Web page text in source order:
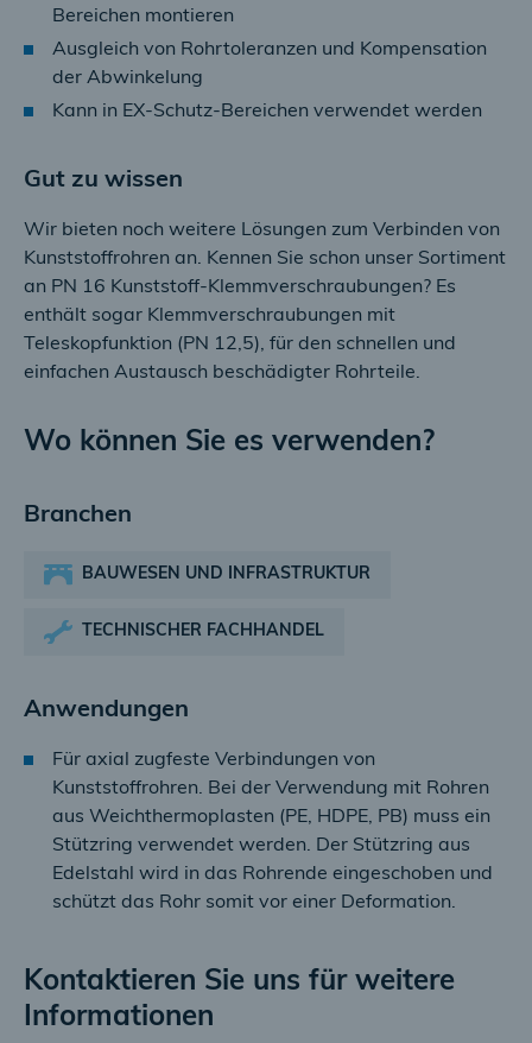
Bereichen montieren
Ausgleich von Rohrtoleranzen und Kompensation
der Abwinkelung
Kann in EX-Schutz-Bereichen verwendet werden
Gut zu wissen
Wir bieten noch weitere Lösungen zum Verbinden von
Kunststoffrohren an. Kennen Sie schon unser Sortiment
an PN 16 Kunststoff-Klemmverschraubungen? Es
enthält sogar Klemmverschraubungen mit
Teleskopfunktion (PN 12,5), für den schnellen und
einfachen Austausch beschädigter Rohrteile.
Wo können Sie es verwenden?
Branchen
BAUWESEN UND INFRASTRUKTUR
TECHNISCHER FACHHANDEL
Anwendungen
Für axial zugfeste Verbindungen von
Kunststoffrohren. Bei der Verwendung mit Rohren
aus Weichthermoplasten (PE, HDPE, PB) muss ein
Stützring verwendet werden. Der Stützring aus
Edelstahl wird in das Rohrende eingeschoben und
schützt das Rohr somit vor einer Deformation.
Kontaktieren Sie uns für weitere
Informationen